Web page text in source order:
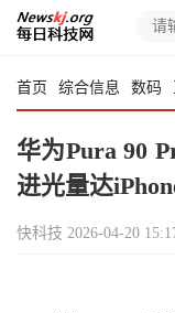
首页 综合信息 数码
华为Pura 90
进光量达
快科技 2026-04-20